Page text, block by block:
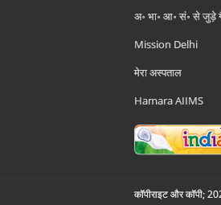
अ॰ भा॰ आ॰ सं॰ से जुड़े
Mission Delhi
मेरा अस्पताल
Hamara AIIMS
कॉपीराइट और कॉपी;